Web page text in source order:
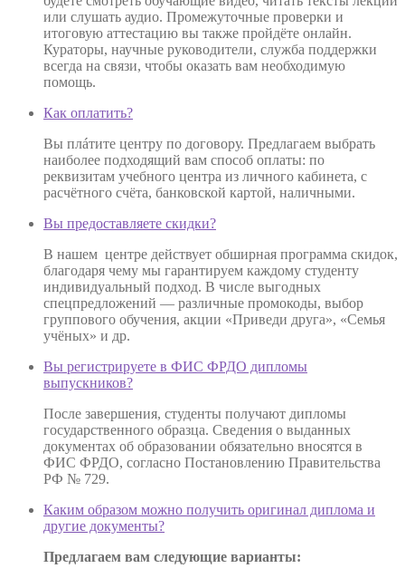
или слушать аудио. Промежуточные проверки и
итоговую аттестацию вы также пройдёте онлайн.
Кураторы, научные руководители, служба поддержки
всегда на связи, чтобы оказать вам необходимую
помощь.
Как оплатить?
Вы плáтите центру по договору. Предлагаем выбрать
наиболее подходящий вам способ оплаты: по
реквизитам учебного центра из личного кабинета, с
расчётного счёта, банковской картой, наличными.
Вы предоставляете скидки?
В нашем центре действует обширная программа скидок,
благодаря чему мы гарантируем каждому студенту
индивидуальный подход. В числе выгодных
спецпредложений — различные промокоды, выбор
группового обучения, акции «Приведи друга», «Семья
учёных» и др.
Вы регистрируете в ФИС ФРДО дипломы
выпускников?
После завершения, студенты получают дипломы
государственного образца. Сведения о выданных
документах об образовании обязательно вносятся в
ФИС ФРДО, согласно Постановлению Правительства
РФ № 729.
Каким образом можно получить оригинал диплома и
другие документы?
Предлагаем вам следующие варианты: